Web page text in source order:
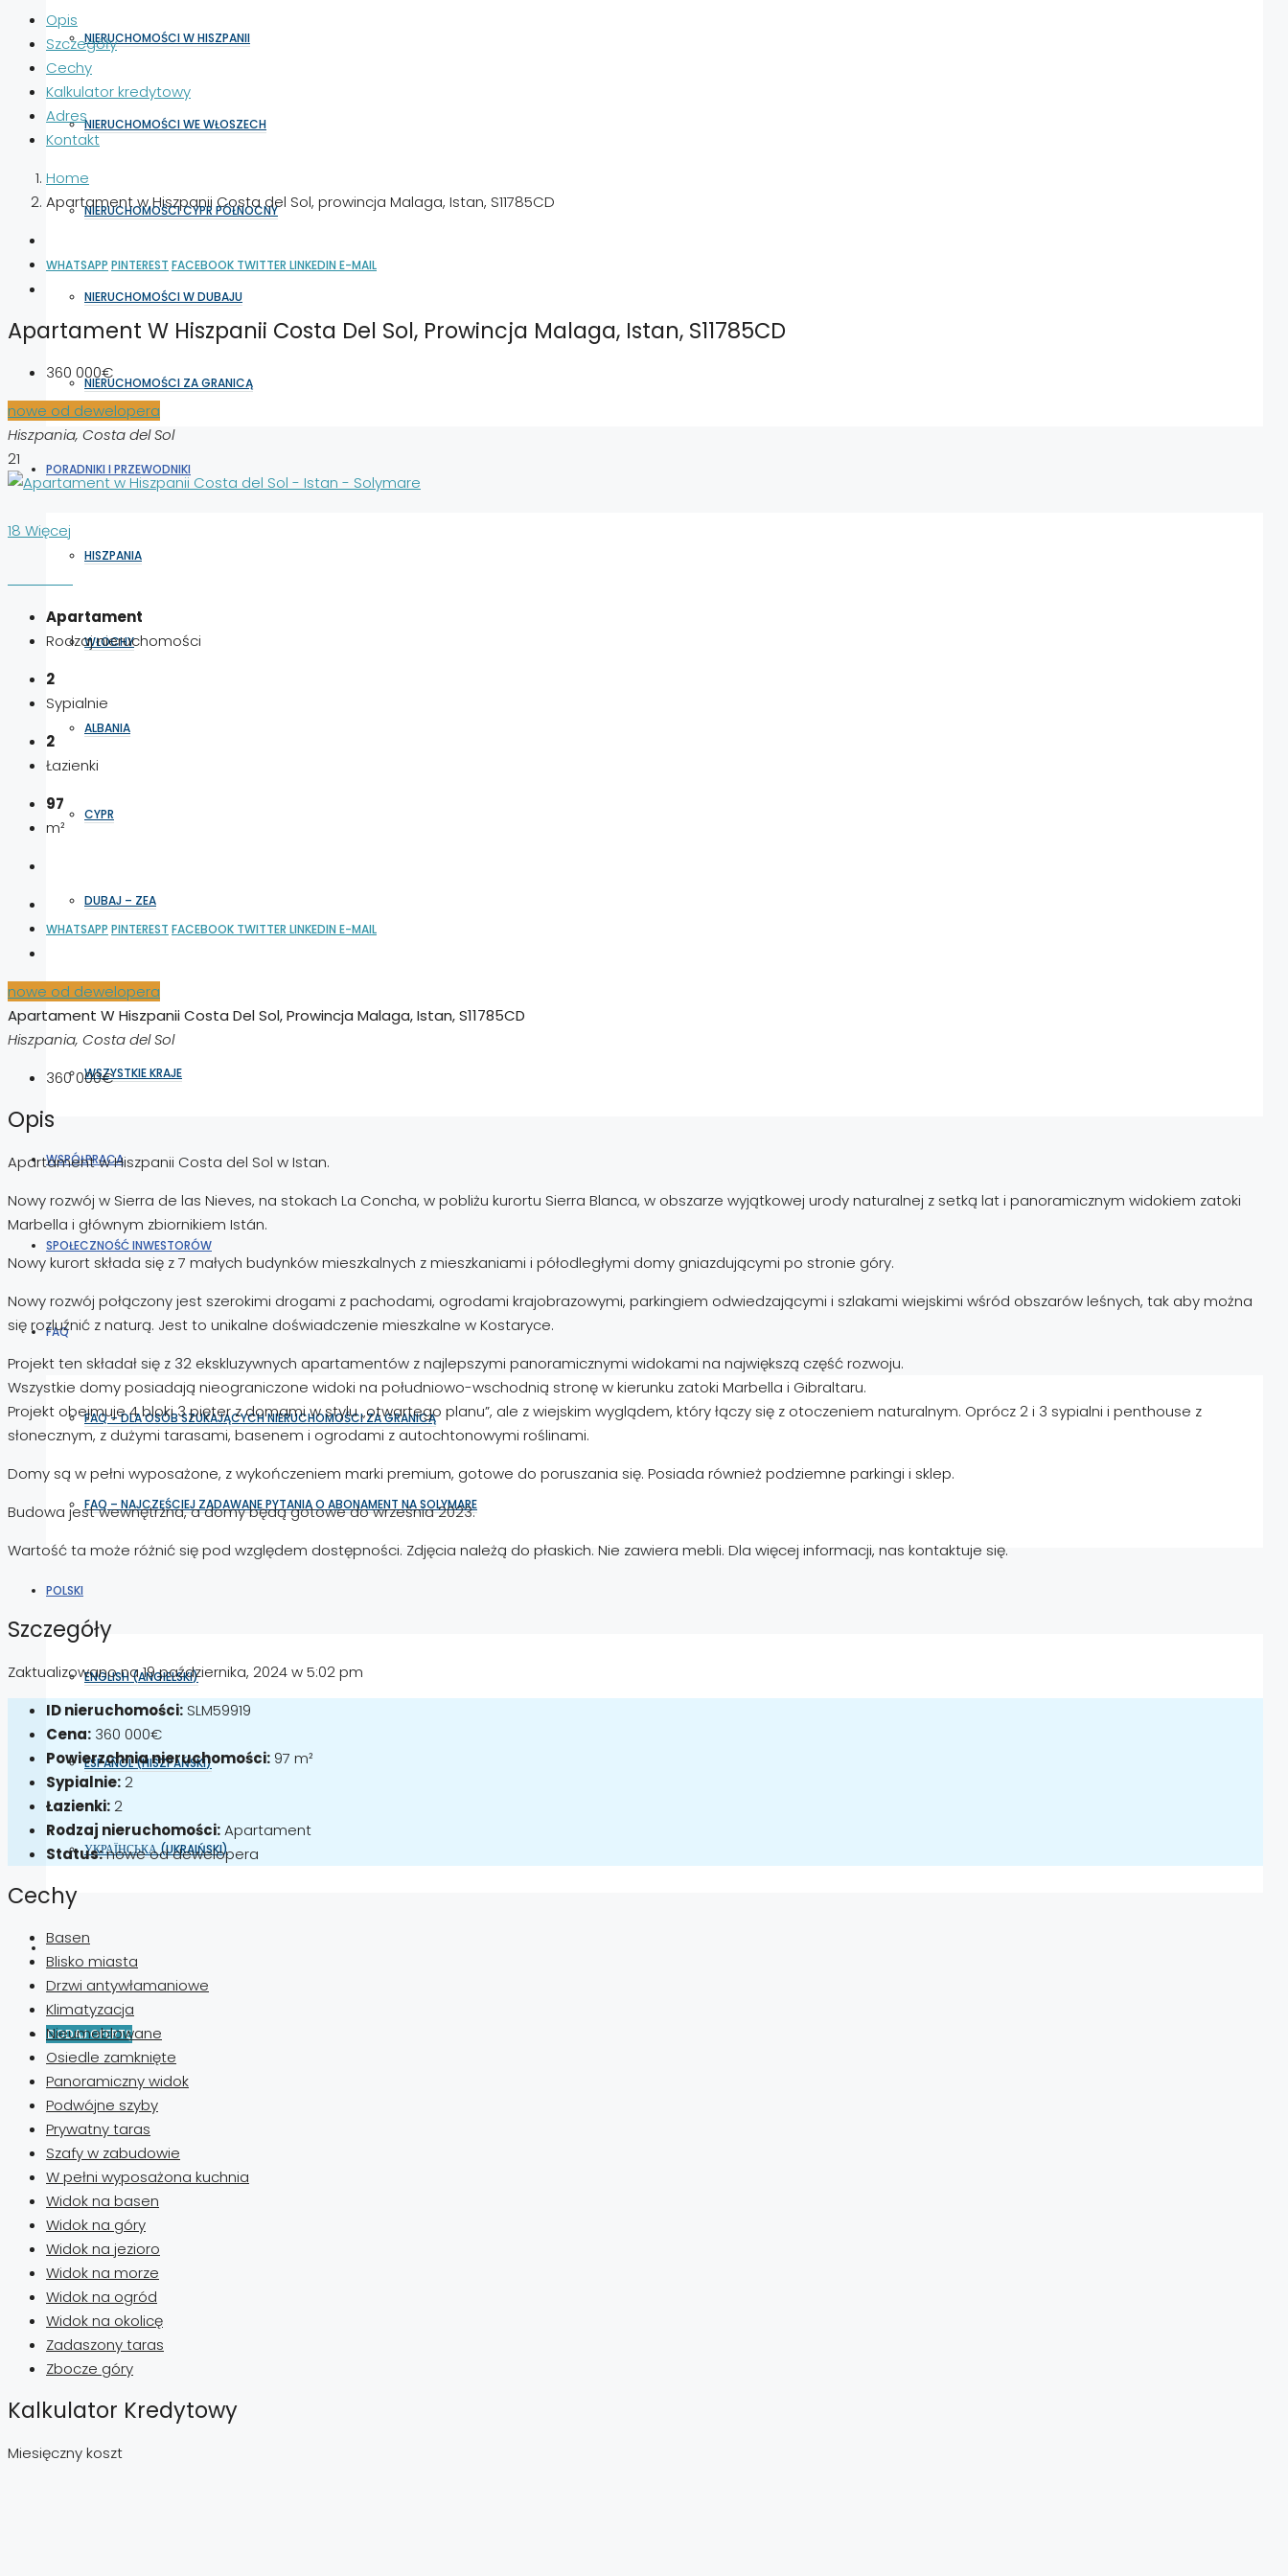
NIERUCHOMOŚCI W HISZPANII
NIERUCHOMOŚCI WE WŁOSZECH
NIERUCHOMOŚCI CYPR PÓŁNOCNY
NIERUCHOMOŚCI W DUBAJU
NIERUCHOMOŚCI ZA GRANICĄ
PORADNIKI I PRZEWODNIKI
HISZPANIA
WŁOCHY
ALBANIA
CYPR
DUBAJ – ZEA
PORTUGALIA
WSZYSTKIE KRAJE
WSPÓŁPRACA
SPOŁECZNOŚĆ INWESTORÓW
FAQ
FAQ – DLA OSÓB SZUKAJĄCYCH NIERUCHOMOŚCI ZA GRANICĄ
FAQ – NAJCZĘŚCIEJ ZADAWANE PYTANIA O ABONAMENT NA SOLYMARE
POLSKI
ENGLISH(ANGIELSKI)
ESPAÑOL(HISZPAŃSKI)
УКРАЇНСЬКА(UKRAIŃSKI)
DODAJ OFERTĘ
Opis
Szczegóły
Cechy
Kalkulator kredytowy
Adres
Kontakt
Home
Apartament w Hiszpanii Costa del Sol, prowincja Malaga, Istan, S11785CD
WHATSAPP PINTEREST FACEBOOK TWITTER LINKEDIN E-MAIL
Apartament W Hiszpanii Costa Del Sol, Prowincja Malaga, Istan, S11785CD
360 000€
nowe od dewelopera
Hiszpania, Costa del Sol
21
18 Więcej
Apartament
Rodzaj nieruchomości
2
Sypialnie
2
Łazienki
97
m²
WHATSAPP PINTEREST FACEBOOK TWITTER LINKEDIN E-MAIL
nowe od dewelopera
Apartament W Hiszpanii Costa Del Sol, Prowincja Malaga, Istan, S11785CD
Hiszpania, Costa del Sol
360 000€
Opis
Apartament w Hiszpanii Costa del Sol w Istan.
Nowy rozwój w Sierra de las Nieves, na stokach La Concha, w pobliżu kurortu Sierra Blanca, w obszarze wyjątkowej urody naturalnej z setką lat i panoramicznym widokiem zatoki
Marbella i głównym zbiornikiem Istán.
Nowy kurort składa się z 7 małych budynków mieszkalnych z mieszkaniami i półodległymi domy gniazdującymi po stronie góry.
Nowy rozwój połączony jest szerokimi drogami z pachodami, ogrodami krajobrazowymi, parkingiem odwiedzającymi i szlakami wiejskimi wśród obszarów leśnych, tak aby można
się rozluźnić z naturą. Jest to unikalne doświadczenie mieszkalne w Kostaryce.
Projekt ten składał się z 32 ekskluzywnych apartamentów z najlepszymi panoramicznymi widokami na największą część rozwoju.
Wszystkie domy posiadają nieograniczone widoki na południowo-wschodnią stronę w kierunku zatoki Marbella i Gibraltaru.
Projekt obejmuje 4 bloki 3 pięter z domami w stylu „otwartego planu”, ale z wiejskim wyglądem, który łączy się z otoczeniem naturalnym. Oprócz 2 i 3 sypialni i penthouse z
słonecznym, z dużymi tarasami, basenem i ogrodami z autochtonowymi roślinami.
Domy są w pełni wyposażone, z wykończeniem marki premium, gotowe do poruszania się. Posiada również podziemne parkingi i sklep.
Budowa jest wewnętrzna, a domy będą gotowe do września 2023.
Wartość ta może różnić się pod względem dostępności. Zdjęcia należą do płaskich. Nie zawiera mebli. Dla więcej informacji, nas kontaktuje się.
Szczegóły
Zaktualizowano na 19 października, 2024 w 5:02 pm
ID nieruchomości: SLM59919
Cena: 360 000€
Powierzchnia nieruchomości: 97 m²
Sypialnie: 2
Łazienki: 2
Rodzaj nieruchomości:Apartament
Status:nowe od dewelopera
Cechy
Basen
Blisko miasta
Drzwi antywłamaniowe
Klimatyzacja
Nieumeblowane
Osiedle zamknięte
Panoramiczny widok
Podwójne szyby
Prywatny taras
Szafy w zabudowie
W pełni wyposażona kuchnia
Widok na basen
Widok na góry
Widok na jezioro
Widok na morze
Widok na ogród
Widok na okolicę
Zadaszony taras
Zbocze góry
Kalkulator Kredytowy
Miesięczny koszt